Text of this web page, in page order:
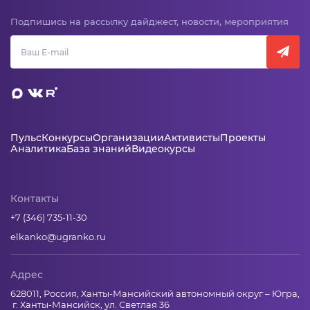
Подпишись на рассылку дайджест, новости, мероприятия
ПульсКонкурсыОрганизацииАктивистыПроекты
АналитикаБаза знанийВидеокурсы
Контакты
+7 (346) 735-11-30
elkanko@ugranko.ru
Адрес
628011, Россия, Ханты-Мансийский автономный округ – Югра,
г. Ханты-Мансийск, ул. Светлая 36